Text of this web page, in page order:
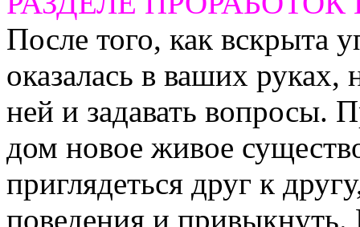
После того, как вскрыта
оказалась в ваших руках,
ней и задавать вопросы.
дом новое живое
приглядеться друг к
поведения и привыкнуть.